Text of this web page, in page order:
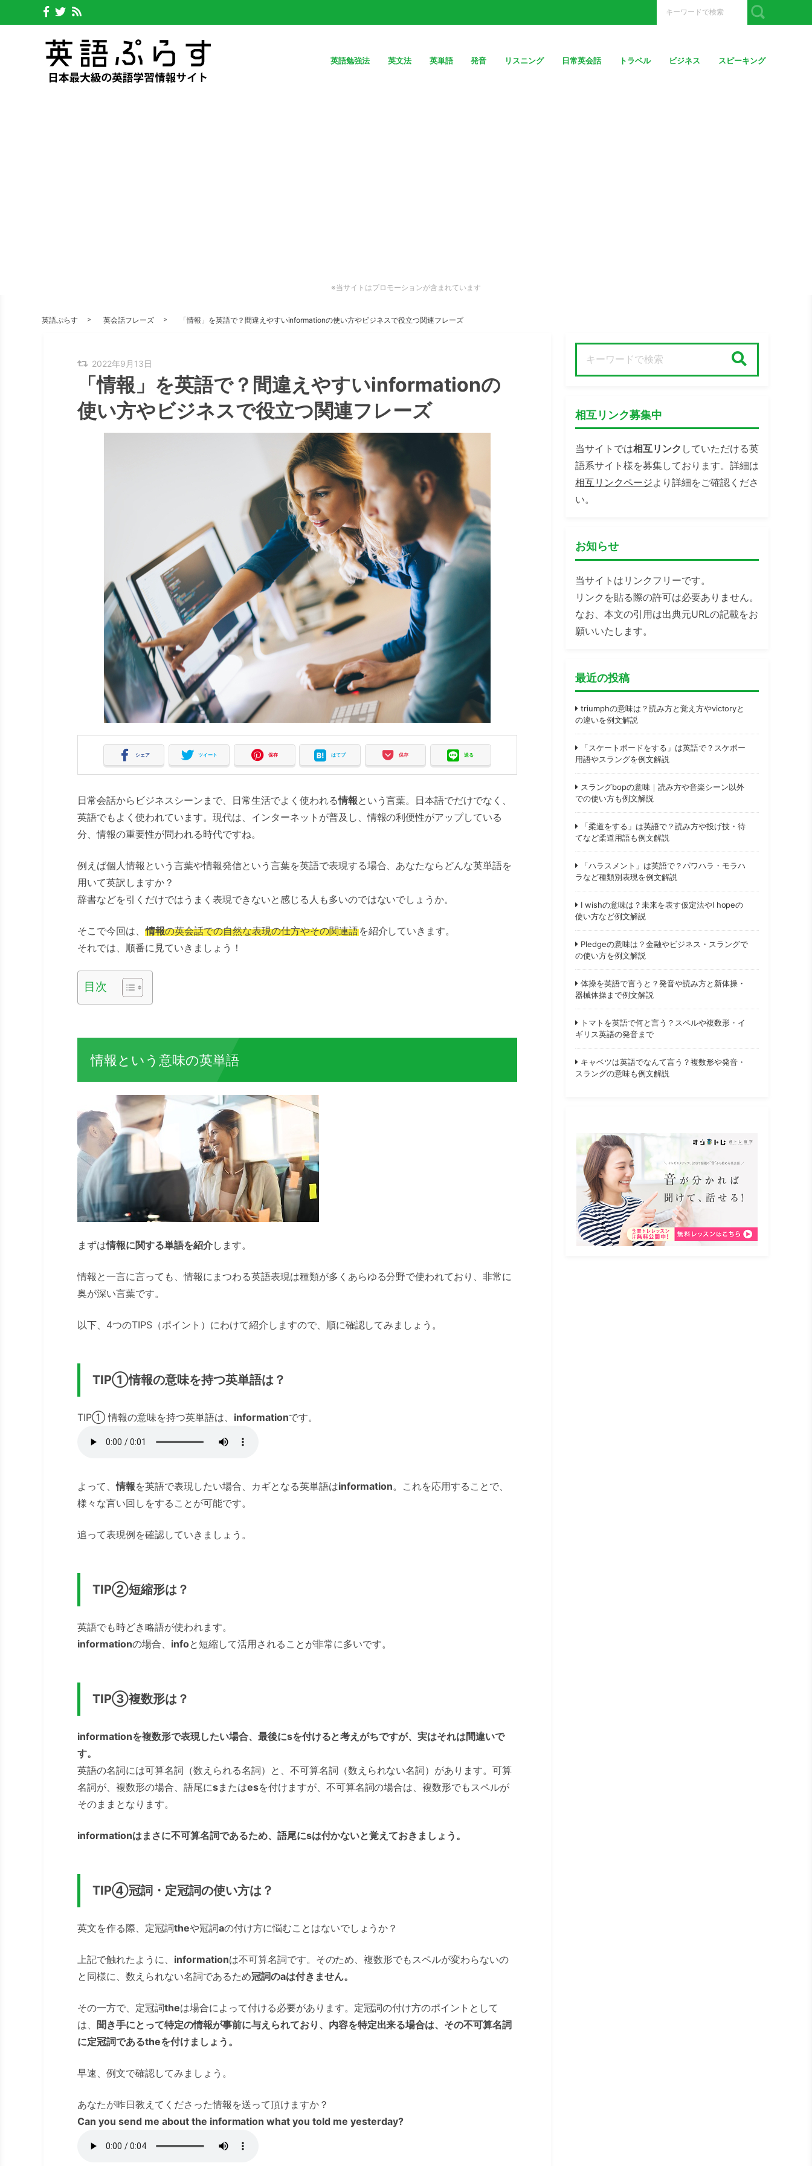
英語勉強法 英文法 英単語 発音 リスニング 日常英会話 トラベル ビジネス スピーキング
※当サイトはプロモーションが含まれています
英語ぷらす 英会話フレーズ 「情報」を英語で？間違えやすいinformationの使い方やビジネスで役立つ関連フレーズ
2022年9月13日
「情報」を英語で？間違えやすいinformationの
使い方やビジネスで役立つ関連フレーズ
シェア ツイート 保存 はてブ 保存 送る
日常会話からビジネスシーンまで、日常生活でよく使われる情報という言葉。日本語でだけでなく、
英語でもよく使われています。現代は、インターネットが普及し、情報の利便性がアップしている
分、情報の重要性が問われる時代ですね。
例えば個人情報という言葉や情報発信という言葉を英語で表現する場合、あなたならどんな英単語を
用いて英訳しますか？
辞書などを引くだけではうまく表現できないと感じる人も多いのではないでしょうか。
そこで今回は、 情報の英会話での自然な表現の仕方やその関連語を紹介していきます。
それでは、順番に見ていきましょう！
目次
情報という意味の英単語
まずは情報に関する単語を紹介します。
情報と一言に言っても、情報にまつわる英語表現は種類が多くあらゆる分野で使われており、非常に
奥が深い言葉です。
以下、4つのTIPS（ポイント）にわけて紹介しますので、順に確認してみましょう。
TIP①情報の意味を持つ英単語は？
TIP① 情報の意味を持つ英単語は、 informationです。
よって、情報を英語で表現したい場合、カギとなる英単語はinformation。これを応用することで、
様々な言い回しをすることが可能です。
追って表現例を確認していきましょう。
TIP②短縮形は？
英語でも時どき略語が使われます。
informationの場合、 infoと短縮して活用されることが非常に多いです。
TIP③複数形は？
informationを複数形で表現したい場合、最後にsを付けると考えがちですが、実はそれは間違いで
す。
英語の名詞には可算名詞（数えられる名詞）と、不可算名詞（数えられない名詞）があります。可算
名詞が、複数形の場合、語尾にsまたはesを付けますが、不可算名詞の場合は、複数形でもスペルが
そのままとなります。
informationはまさに不可算名詞であるため、語尾にsは付かないと覚えておきましょう。
TIP➃冠詞・定冠詞の使い方は？
英文を作る際、定冠詞theや冠詞aの付け方に悩むことはないでしょうか？
上記で触れたように、 informationは不可算名詞です。そのため、複数形でもスペルが変わらないの
と同様に、数えられない名詞であるため冠詞のaは付きません。
その一方で、定冠詞theは場合によって付ける必要があります。定冠詞の付け方のポイントとして
は、
聞き手にとって特定の情報が事前に与えられており、内容を特定出来る場合は、その不可算名詞
に定冠詞であるtheを付けましょう。
早速、例文で確認してみましょう。
あなたが昨日教えてくださった情報を送って頂けますか？
Can you send me about the information what you told me yesterday?
相互リンク募集中
当サイトでは相互リンク していただける英
語系サイト様を募集しております。詳細は
相互リンクページより詳細をご確認くださ
い。
お知らせ
当サイトはリンクフリーです。
リンクを貼る際の許可は必要ありません。
なお、本文の引用は出典元URLの記載をお
願いいたします。
最近の投稿
triumphの意味は？読み方と覚え方やvictoryと
の違いを例文解説
「スケートボードをする」は英語で？スケボー
用語やスラングを例文解説
スラングbopの意味｜読み方や音楽シーン以外
での使い方も例文解説
「柔道をする」は英語で？読み方や投げ技・待
てなど柔道用語も例文解説
「ハラスメント」は英語で？パワハラ・モラハ
ラなど種類別表現を例文解説
I wishの意味は？未来を表す仮定法やI hopeの
使い方など例文解説
Pledgeの意味は？金融やビジネス・スラングで
の使い方を例文解説
体操を英語で言うと？発音や読み方と新体操・
器械体操まで例文解説
トマトを英語で何と言う？スペルや複数形・イ
ギリス英語の発音まで
キャベツは英語でなんて言う？複数形や発音・
スラングの意味も例文解説